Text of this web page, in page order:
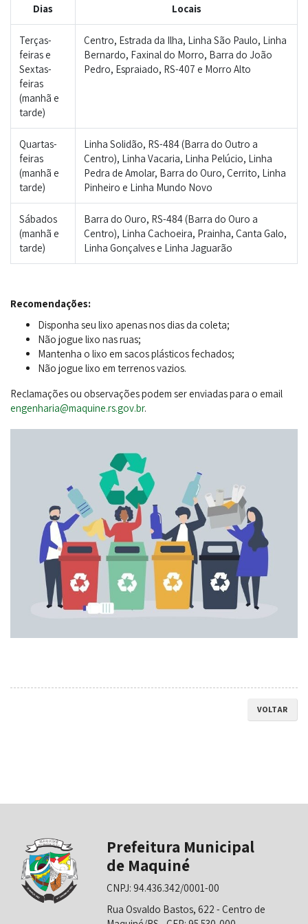
Dias Locais
Terças-
feiras e
Sextas-
feiras
(manhã e
tarde)
Centro, Estrada da Ilha, Linha São Paulo, Linha
Bernardo, Faxinal do Morro, Barra do João
Pedro, Espraiado, RS-407 e Morro Alto
Quartas-
feiras
(manhã e
tarde)
Linha Solidão, RS-484 (Barra do Outro a
Centro), Linha Vacaria, Linha Pelúcio, Linha
Pedra de Amolar, Barra do Ouro, Cerrito, Linha
Pinheiro e Linha Mundo Novo
Sábados
(manhã e
tarde)
Barra do Ouro, RS-484 (Barra do Ouro a
Centro), Linha Cachoeira, Prainha, Canta Galo,
Linha Gonçalves e Linha Jaguarão
Recomendações:
Disponha seu lixo apenas nos dias da coleta;
Não jogue lixo nas ruas;
Mantenha o lixo em sacos plásticos fechados;
Não jogue lixo em terrenos vazios.
Reclamações ou observações podem ser enviadas para o email
engenharia@maquine.rs.gov.br.
VOLTAR
Prefeitura Municipal
de Maquiné
CNPJ: 94.436.342/0001-00
Rua Osvaldo Bastos, 622 - Centro de